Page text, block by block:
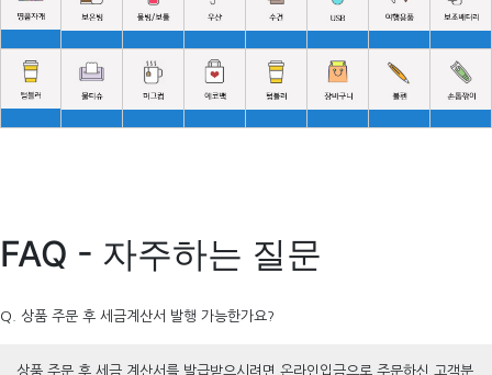
FAQ - 자주하는 질문
Q. 상품 주문 후 세금계산서 발행 가능한가요?
상품 주문 후 세금 계산서를 발급받으시려면 온라인입금으로 주문하신 고객분